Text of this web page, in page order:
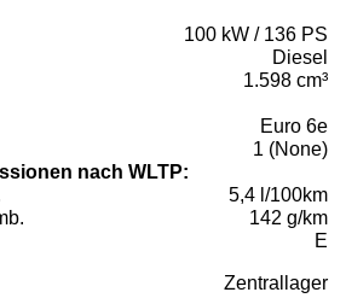
100 kW / 136 PS
Diesel
1.598 cm³
Euro 6e
1 (None)
nach WLTP:
5,4 l/100km
142 g/km
E
Zentrallager